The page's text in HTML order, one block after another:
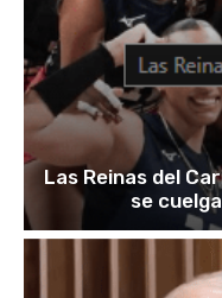
Las Reinas del
se